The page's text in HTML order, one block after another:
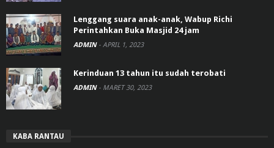
Lenggang suara anak-anak, Wabup Richi
Perintahkan Buka Masjid 24 jam
ADMIN - APRIL 1, 2023
Kerinduan 13 tahun itu sudah terobati
ADMIN - MARET 30, 2023
KABA RANTAU